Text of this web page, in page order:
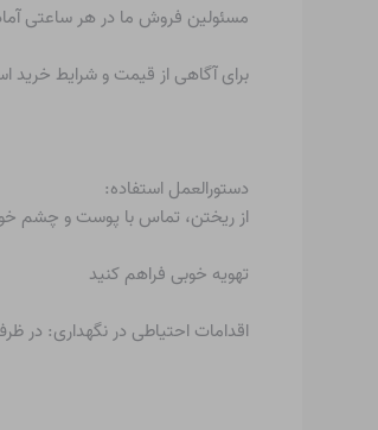
مسئولین فروش ما در هر ساعتی
برای آگاهی از قیمت و شرایط
دستورالعمل استفاده:
از ریختن، تماس با پوست و چشم
تهویه خوبی فراهم کنید
اقدامات احتیاطی در نگهداری: